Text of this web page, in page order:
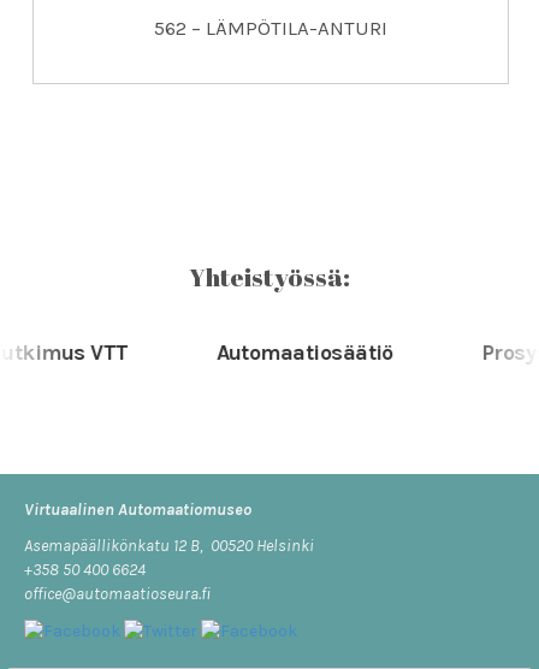
562 – LÄMPÖTILA-ANTURI
Yhteistyössä:
VTT Automaatiosäätiö Prosys
Virtuaalinen Automaatiomuseo
Asemapäällikönkatu 12 B, 00520 Helsinki
+358 50 400 6624
office@automaatioseura.fi